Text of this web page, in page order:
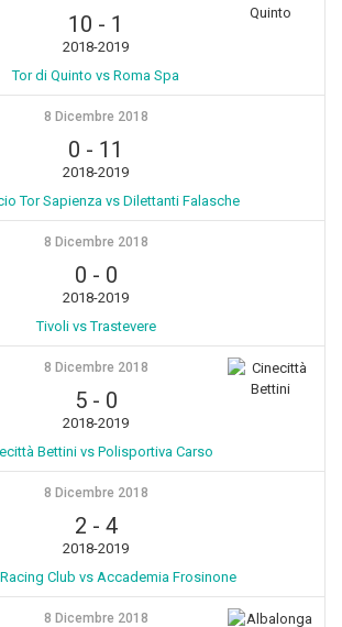
10 - 1
2018-2019
Tor di Quinto vs Roma Spa
8 Dicembre 2018
0 - 11
2018-2019
Tor Sapienza vs Dilettanti Falasche
8 Dicembre 2018
0 - 0
2018-2019
Tivoli vs Trastevere
8 Dicembre 2018
5- 0
2018-2019
Bettini vs Polisportiva Carso
8 Dicembre 2018
2 - 4
2018-2019
Club vs Accademia Frosinone
8 Dicembre 2018